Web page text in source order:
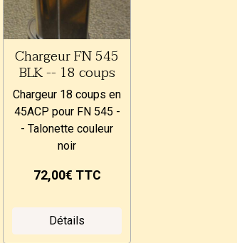
Chargeur FN 545
BLK -- 18 coups
Chargeur 18 coups en
45ACP pour FN 545 -
- Talonette couleur
noir
72,00€ TTC
Détails